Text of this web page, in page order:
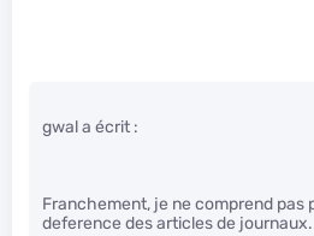
gwal a écrit :
Franchement, je ne comprend pas
deference des articles de journaux.